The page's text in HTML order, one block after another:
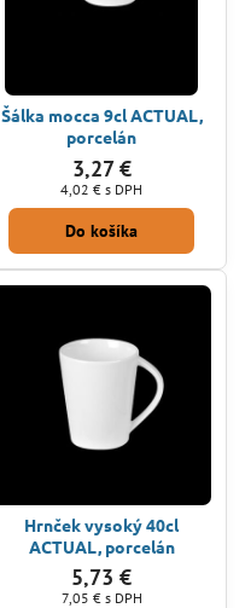
Šálka mocca 9cl ACTUAL,
porcelán
3,27 €
4,02 € s DPH
Do košíka
Hrnček vysoký 40cl
ACTUAL, porcelán
5,73 €
7,05 € s DPH